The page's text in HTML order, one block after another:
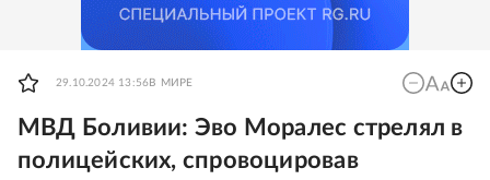
29.10.2024 13:56 В МИРЕ
МВД Боливии: Эво Моралес стрелял в
полицейских, спровоцировав